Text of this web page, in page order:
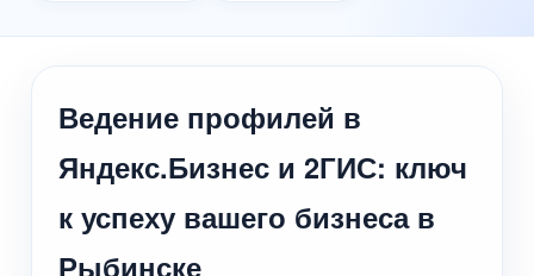
Ведение профилей в
Яндекс.Бизнес и 2ГИС: ключ
к успеху вашего бизнеса в
Рыбинске